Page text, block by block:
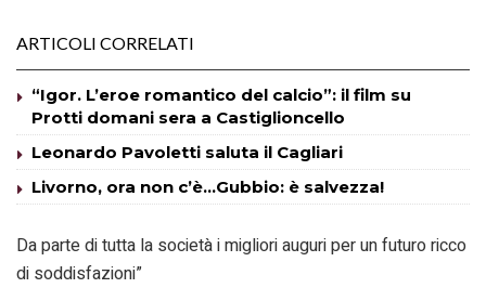
ARTICOLI CORRELATI
“Igor. L’eroe romantico del calcio”: il film su
Protti domani sera a Castiglioncello
Leonardo Pavoletti saluta il Cagliari
Livorno, ora non c’è…Gubbio: è salvezza!
Da parte di tutta la società i migliori auguri per un futuro ricco
di soddisfazioni”